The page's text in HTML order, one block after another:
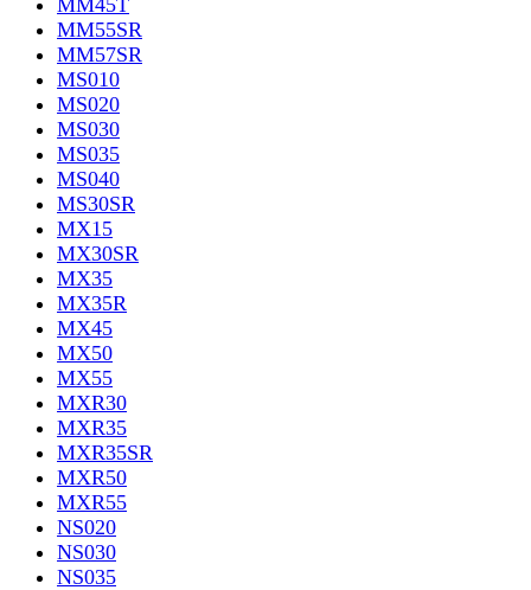
MM45T
MM55SR
MM57SR
MS010
MS020
MS030
MS035
MS040
MS30SR
MX15
MX30SR
MX35
MX35R
MX45
MX50
MX55
MXR30
MXR35
MXR35SR
MXR50
MXR55
NS020
NS030
NS035